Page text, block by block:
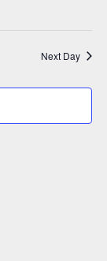
Next Day